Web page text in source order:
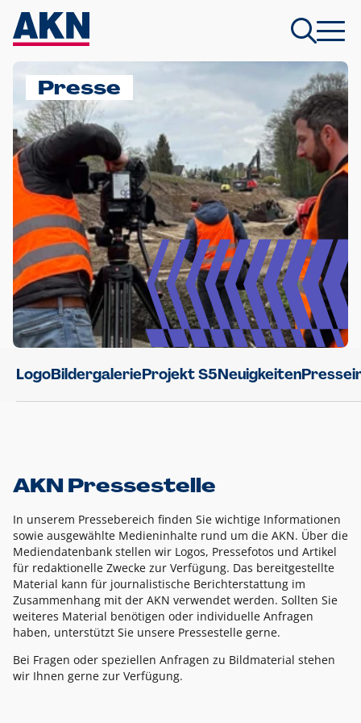
Presse
LogoBildergalerieProjekt S5Neuigkeiten
AKN Pressestelle
In unserem Pressebereich finden Sie wichtige Informationen
sowie ausgewählte Medieninhalte rund um die AKN. Über die
Mediendatenbank stellen wir Logos, Pressefotos und Artikel
für redaktionelle Zwecke zur Verfügung. Das bereitgestellte
Material kann für journalistische Berichterstattung im
Zusammenhang mit der AKN verwendet werden. Sollten Sie
weiteres Material benötigen oder individuelle Anfragen
haben, unterstützt Sie unsere Pressestelle gerne.
Bei Fragen oder speziellen Anfragen zu Bildmaterial stehen
wir Ihnen gerne zur Verfügung.